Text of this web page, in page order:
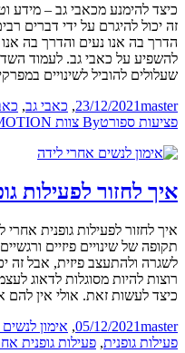
כיצד להימנע מכאבי גב – מידע
זה יכול להיגרם על ידי דברים
הדרך בה אנו נעים והדרך בה
להשפיע על כאבי גב. לעמוד
שעלולים להוביל לשינויים
23/12/2021master
, כאבי גב,
פציעות ספורטBy צוות IN MOTION
איך לחזור לפעילות
איך לחזור לפעילות גופנית
תקופה של שינויים פיזיים
לשגרה ולהתעצב פיזית, אבל זה
רוצות להיות מסוגלות לדאוג
כיצד לעשות זאת. אולי אין
05/12/2021master
, אימון
פעילות גופנית, פעילות גופנית